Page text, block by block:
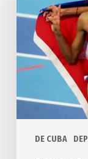
DE CUBA
preseas
doradas
14
jornada
Juegos
Centroamericanos